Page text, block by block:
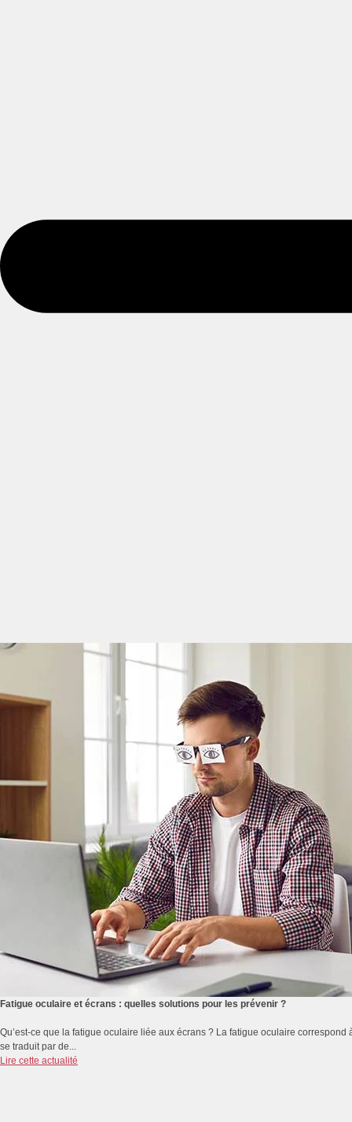
Fatigue oculaire et écrans : quelles solutions pour les prévenir ?
Qu’est-ce que la fatigue oculaire liée aux écrans ? La fatigue oculaire
se traduit par de...
Lire cette actualité